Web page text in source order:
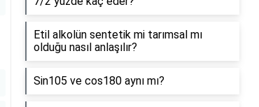
Etil alkolün sentetik mi tarımsal mı
olduğu nasıl anlaşılır?
Sin105 ve cos180 aynı mı?